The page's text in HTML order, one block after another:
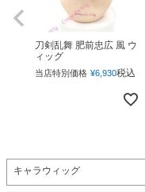
刀剣乱舞 肥前忠広 風 ウ
ィッグ
当店特別価格 ¥6,930税込
キャラウィッグ